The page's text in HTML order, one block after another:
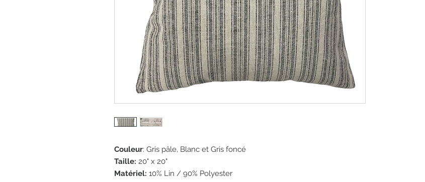
Couleur: Gris pâle, Blanc et Gris foncé
Taille: 20" x 20"
Matériel: 10% Lin / 90% Polyester